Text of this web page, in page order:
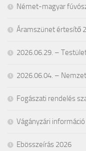
Német-magyar
Áramszünet értesítő
2026.06.29. –
2026.06.04. –
Fogászati rendelés
Vágányzári
Ebösszeírás 2026